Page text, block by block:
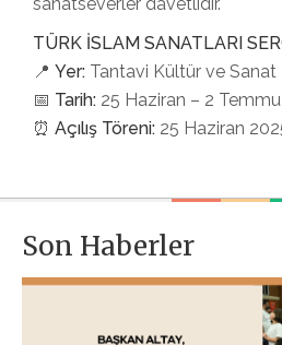
TÜRK İSLAM SANATLARI
📍 Yer: Tantavi Kültür ve Sanat
📅 Tarih: 25 Haziran – 2
⏰ Açılış Töreni: 25 Haziran
Son Haberler